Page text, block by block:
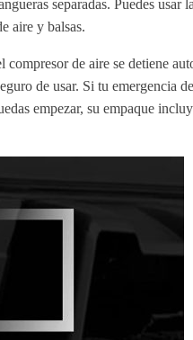
separadas. Puedes usar
aire y balsas.
de aire se detiene
de usar. Si tu emergencia
empezar, su empaque